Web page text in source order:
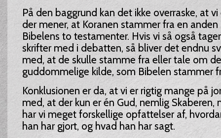
På den baggrund kan det ikke overraske, at
der mener, at Koranen stammer fra en
Bibelens to testamenter. Hvis vi så også
skrifter med i debatten, så bliver det endnu
med, at de skulle stamme fra eller tale om
guddommelige kilde, som Bibelen stammer
Konklusionen er da, at vi er rigtig mange på
med, at der kun er én Gud, nemlig Skaberen,
har vi meget forskellige opfattelser af,
han har gjort, og hvad han har sagt.